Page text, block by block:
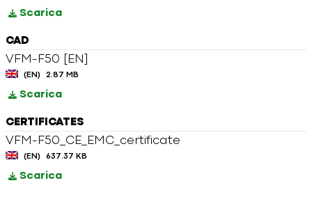
Scarica
CAD
VFM-F50 [EN]
(EN) 2.87 MB
Scarica
CERTIFICATES
VFM-F50_CE_EMC_certificate
(EN) 637.37 KB
Scarica